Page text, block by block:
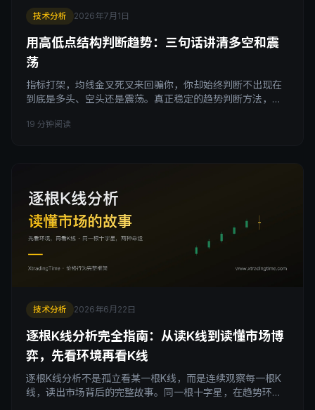
技术分析 2026年7月1日
用高低点结构判断趋势：三句话讲清多空和震
荡
指标打架，均线金叉死叉来回骗你，你却始终判断不出现在
到底是多头、空头还是震荡。真正稳定的趋势判断方法，不
清楚HH/HL/LH/LL三种结构状态，以及最容易被忽略的一
19 分钟阅读
技术分析 2026年6月22日
逐根K线分析完全指南：从读K线到读懂市场博
弈，先看环境再看K线
逐根K线分析不是孤立看某一根K线，而是连续观察每一根K
线，读出市场背后的完整故事。同一根十字星，在趋势环境